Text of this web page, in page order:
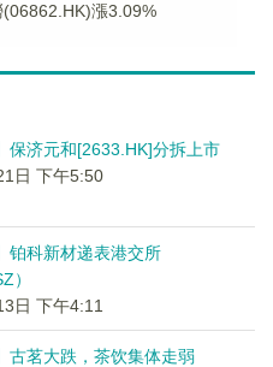
(06862.HK)漲3.09%
保济元和[2633.HK]分拆上市
日 下午5:50
铂科新材递表港交所
）
日 下午4:11
古茗大跌，茶饮集体走弱